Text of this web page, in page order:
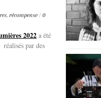
, récompense / 0
2022 a été
par des